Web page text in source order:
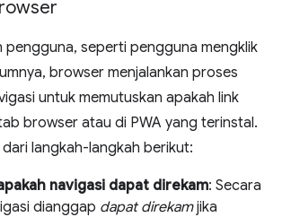
pengguna, seperti pengguna mengklik
browser menjalankan proses
untuk memutuskan apakah link
browser atau di PWA yang terinstal.
langkah-langkah berikut:
navigasi dapat direkam: Secara
dianggap dapat direkamjika